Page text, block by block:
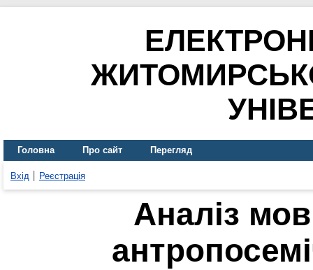
Головна Про сайт Перегляд
Вхід Реєстрація
Аналіз